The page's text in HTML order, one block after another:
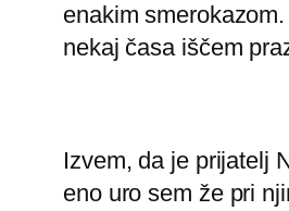
enakim
nekaj časa iščem
Izvem, da je prijatelj
eno uro sem že pri